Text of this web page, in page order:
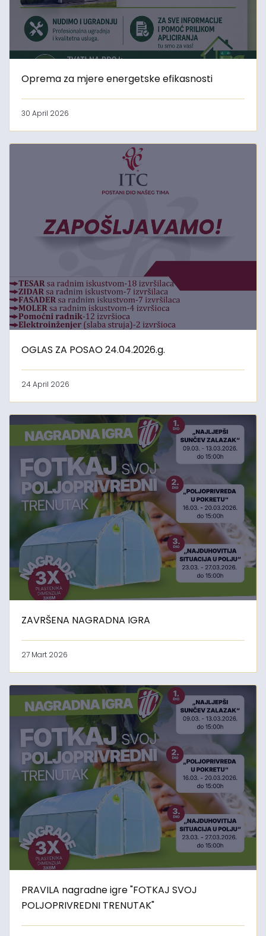
Oprema za mjere energetske efikasnosti
30 April 2026
OGLAS ZA POSAO 24.04.2026.g.
24 April 2026
ZAVRŠENA NAGRADNA IGRA
27 Mart 2026
PRAVILA nagradne igre "FOTKAJ SVOJ
POLJOPRIVREDNI TRENUTAK"